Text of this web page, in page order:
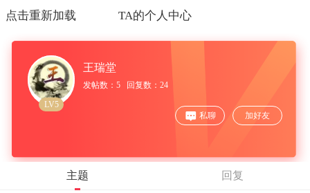
点击重新加载 TA的个人中心
LV5
王瑞堂
发帖数：5 回复数：24
私聊 加好友
主题 回复